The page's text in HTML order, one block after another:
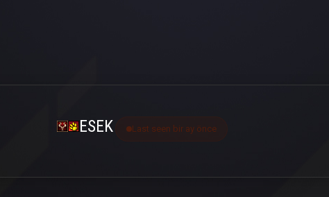
ESEK Last seen bir ay önce